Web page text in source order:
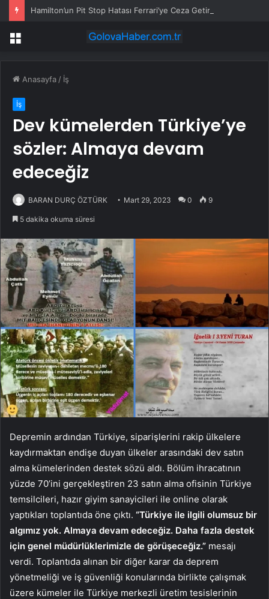
Hamilton’un Pit Stop Hatası Ferrari’ye Ceza Getirdi
Menü
Anasayfa / İş
İş
Dev kümelerden Türkiye’ye
sözler: Almaya devam
edeceğiz
BARAN DURÇ ÖZTÜRK Mart 29, 2023 0 9
5 dakika okuma süresi
Depremin ardından Türkiye, siparişlerini rakip ülkelere
kaydırmaktan endişe duyan ülkeler arasındaki dev satın
alma kümelerinden destek sözü aldı. Bölüm ihracatının
yüzde 70’ini gerçekleştiren 23 satın alma ofisinin Türkiye
temsilcileri, hazır giyim sanayicileri ile online olarak
yaptıkları toplantıda öne çıktı. “Türkiye ile ilgili olumsuz bir
algımız yok. Almaya devam edeceğiz. Daha fazla destek
için genel müdürlüklerimizle de görüşeceğiz.” mesajı
verdi. Toplantıda alınan bir diğer karar da deprem
yönetmeliği ve iş güvenliği konularında birlikte çalışmak
üzere kümeler ile Türkiye merkezli üretim tesislerinin